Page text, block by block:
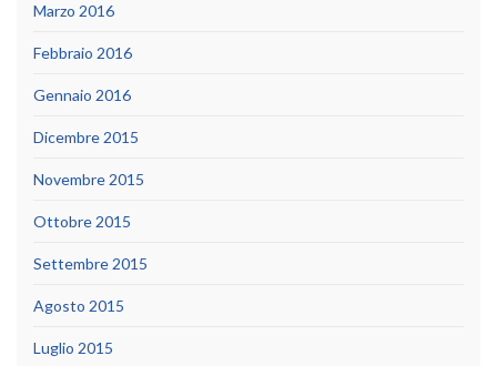
Marzo 2016
Febbraio 2016
Gennaio 2016
Dicembre 2015
Novembre 2015
Ottobre 2015
Settembre 2015
Agosto 2015
Luglio 2015